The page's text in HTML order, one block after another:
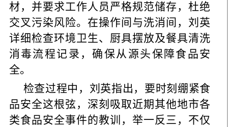
材，并要求工作人员严格规范储存，杜绝
交叉污染风险。在操作间与洗消间，刘英
详细检查环境卫生、厨具摆放及餐具清洗
消毒流程记录，确保从源头保障食品安
全。
检查过程中，刘英指出，要时刻绷紧食
品安全这根弦，深刻吸取近期其他地市各
类食品安全事件的教训，举一反三，不仅